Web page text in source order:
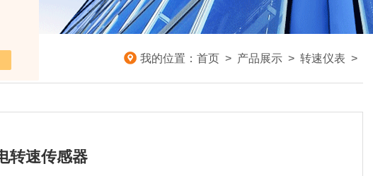
我的位置： 首页 > 产品展示 > 转速仪表 >
转速传感器